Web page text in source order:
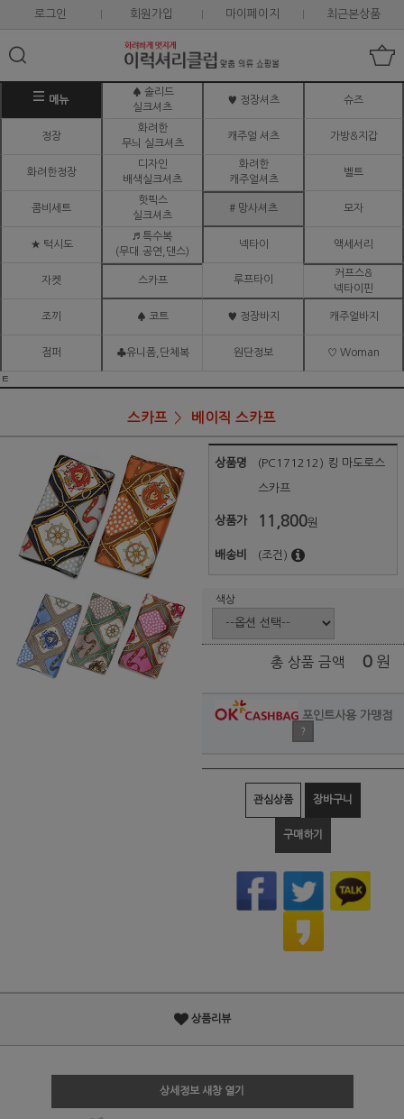
로그인 회원가입 마이페이지 최근본상품
메뉴
♠ 솔리드
실크셔츠
♥ 정장셔츠 슈즈
정장
화려한
무늬 실크셔츠
캐주얼 셔츠 가방&지갑
화려한정장
디자인
배색실크셔츠
화려한
캐주얼셔츠
벨트
콤비세트
핫픽스
실크셔츠
# 망사셔츠 모자
★ 턱시도
♬ 특수복
(무대.공연,댄스)
넥타이 액세서리
자켓 스카프 루프타이
커프스&
넥타이핀
조끼 ♠ 코트 ♥ 정장바지 캐주얼바지
점퍼 ♣유니폼,단체복 원단정보 ♡ Woman
ㅌ
스카프 베이직 스카프
상품명 (PC171212) 킹 마도로스
스카프
상품가 11,800원
배송비 (조건)
색상
총 상품 금액 0 원
포인트사용 가맹점
?
관심상품 장바구니
구매하기
상품리뷰
상세정보 새창 열기